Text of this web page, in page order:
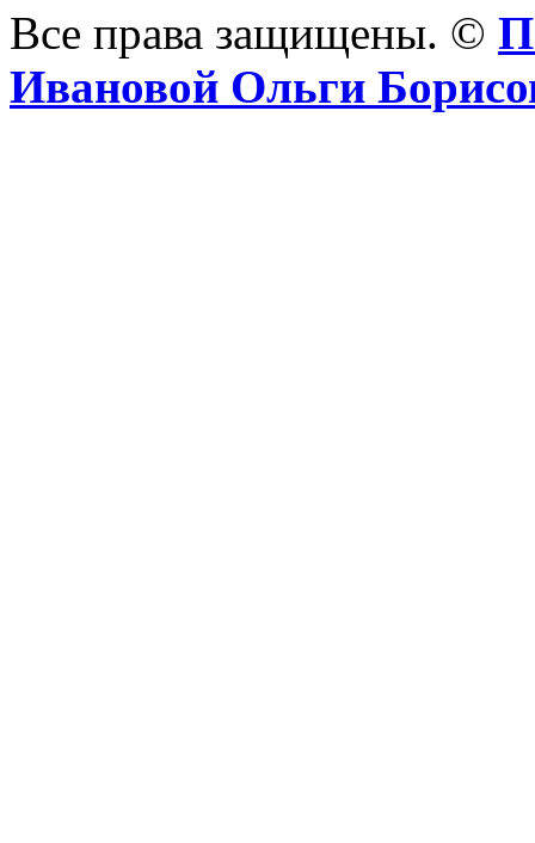
Все права защищены. ©
Ивановой Ольги